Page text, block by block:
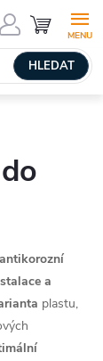
HLEDAT
NÁKUPNÍ
KOŠÍK
antikorozní
a
plastu,